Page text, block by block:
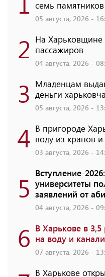
семь
05 августа, 2026 -
2 На Харьковщине
пассажиров
04 августа, 2026 -
3 Младенцам
деньги
05 августа, 2026 -
4 В пригороде
воду из кранов
03 августа, 2026 -
5 Вступление-
университеты
заявлений от
04 августа, 2026 -
6 В Харькове в
на воду и
07 августа, 2026 -
В Харькове